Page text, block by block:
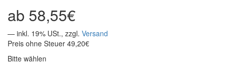
58,55€
— inkl. 19% USt., zzgl. Versand
Preis ohne Steuer 49,20€
Bitte wählen